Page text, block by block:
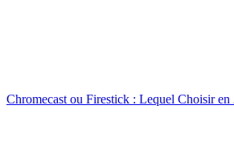
Chromecast ou Firestick : Lequel Choisir en